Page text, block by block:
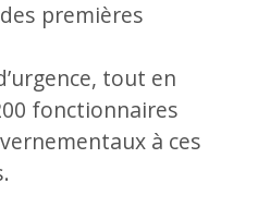
premières
tout en
fonctionnaires
à ces